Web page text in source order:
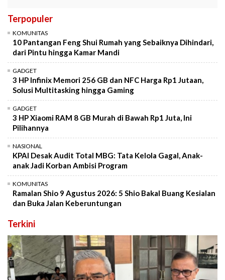
Terpopuler
KOMUNITAS
10 Pantangan Feng Shui Rumah yang Sebaiknya Dihindari,
dari Pintu hingga Kamar Mandi
GADGET
3 HP Infinix Memori 256 GB dan NFC Harga Rp1 Jutaan,
Solusi Multitasking hingga Gaming
GADGET
3 HP Xiaomi RAM 8 GB Murah di Bawah Rp1 Juta, Ini
Pilihannya
NASIONAL
KPAI Desak Audit Total MBG: Tata Kelola Gagal, Anak-
anak Jadi Korban Ambisi Program
KOMUNITAS
Ramalan Shio 9 Agustus 2026: 5 Shio Bakal Buang Kesialan
dan Buka Jalan Keberuntungan
Terkini